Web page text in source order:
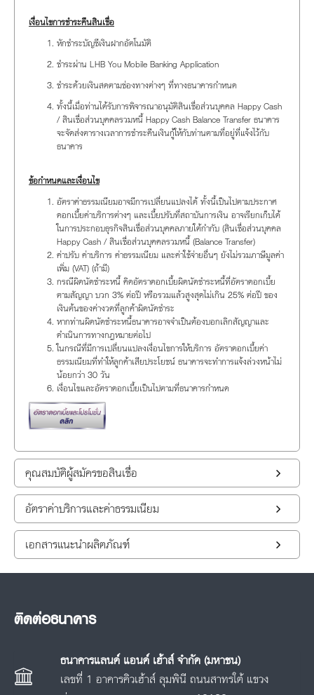
เงื่อนไขการชำระคืนสินเชื่อ
หักชำระบัญชีเงินฝากอัตโนมัติ
ชำระผ่าน LHB You Mobile Banking Application
ชำระด้วยเงินสดตามช่องทางต่างๆ ที่ทางธนาคารกำหนด
ทั้งนี้เมื่อท่านได้รับการพิจารณาอนุมัติสินเชื่อส่วนบุคคล Happy Cash
/ สินเชื่อส่วนบุคคลรวมหนี้ Happy Cash Balance Transfer ธนาคาร
จะจัดส่งตารางเวลาการชำระคืนเงินกู้ให้กับท่านตามที่อยู่ที่แจ้งไว้กับ
ธนาคาร
ข้อกำหนดและเงื่อนไข
อัตราค่าธรรมเนียมอาจมีการเปลี่ยนแปลงได้ ทั้งนี้เป็นไปตามประกาศ
ดอกเบี้ยค่าบริการต่างๆ และเบี้ยปรับที่สถาบันการเงิน อาจเรียกเก็บได้
ในการประกอบธุรกิจสินเชื่อส่วนบุคคลภายใต้กำกับ (สินเชื่อส่วนบุคคล
Happy Cash / สินเชื่อส่วนบุคคลรวมหนี้ (Balance Transfer)
ค่าปรับ ค่าบริการ ค่าธรรมเนียม และค่าใช้จ่ายอื่นๆ ยังไม่รวมภาษีมูลค่า
เพิ่ม (VAT) (ถ้ามี)
กรณีผิดนัดชำระหนี้ คิดอัตราดอกเบี้ยผิดนัดชำระหนี้ที่อัตราดอกเบี้ย
ตามสัญญา บวก 3% ต่อปี หรือรวมแล้วสูงสุดไม่เกิน 25% ต่อปี ของ
เงินต้นของค่างวดที่ลูกค้าผิดนัดชำระ
หากท่านผิดนัดชำระหนี้ธนาคารอาจจำเป็นต้องบอกเลิกสัญญาและ
ดำเนินการทางกฎหมายต่อไป
ในกรณีที่มีการเปลี่ยนแปลงเงื่อนไขการให้บริการ อัตราดอกเบี้ยค่า
ธรรมเนียมที่ทำให้ลูกค้าเสียประโยชน์ ธนาคารจะทำการแจ้งล่วงหน้าไม่
น้อยกว่า 30 วัน
เงื่อนไขและอัตราดอกเบี้ยเป็นไปตามที่ธนาคารกำหนด
คุณสมบัติผู้สมัครขอสินเชื่อ
อัตราค่าบริการและค่าธรรมเนียม
เอกสารแนะนำผลิตภัณฑ์
ติดต่อธนาคาร
ธนาคารแลนด์ แอนด์ เฮ้าส์ จำกัด (มหาชน)
เลขที่ 1 อาคารคิวเฮ้าส์ ลุมพินี ถนนสาทรใต้ แขวง